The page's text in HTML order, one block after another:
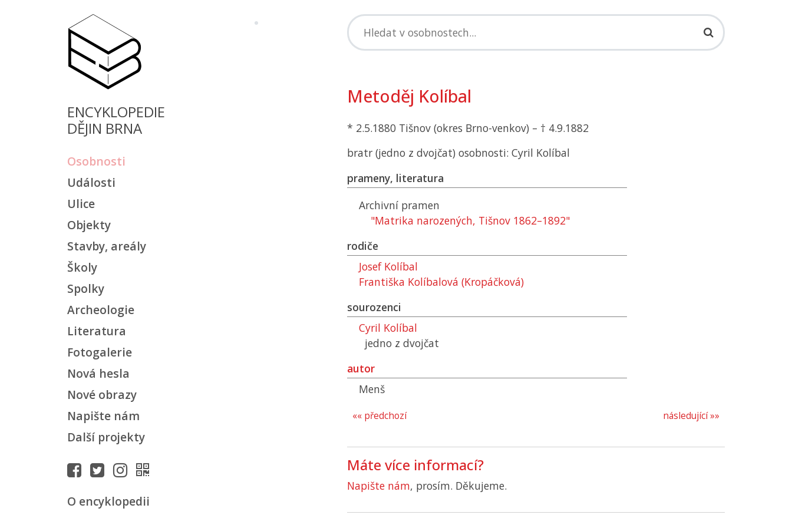
ENCYKLOPEDIE
DĚJIN BRNA
Osobnosti
Události
Ulice
Objekty
Stavby, areály
Školy
Spolky
Archeologie
Literatura
Fotogalerie
Nová hesla
Nové obrazy
Napište nám
Další projekty
O encyklopedii
Metoděj Kolíbal
* 2.5.1880 Tišnov (okres Brno-venkov) – † 4.9.1882
bratr (jedno z dvojčat) osobnosti: Cyril Kolíbal
prameny, literatura
Archivní pramen
"Matrika narozených, Tišnov 1862–1892"
rodiče
Josef Kolíbal
Františka Kolíbalová (Kropáčková)
sourozenci
Cyril Kolíbal
jedno z dvojčat
autor
Menš
následující »»
«« předchozí
Máte více informací?
Napište nám, prosím. Děkujeme.